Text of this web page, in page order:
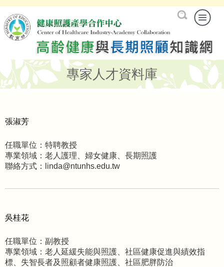
專家人才資料庫
張淑芳
任職單位：特聘教授
專業領域：老人護理、婦女健康、長期照護
聯絡方式：linda@ntunhs.edu.tw
吳桂花
任職單位：副教授
專業領域：老人延緩失能與照護、社區健康促進與績效指
標、失智長者及照顧者健康照護、社區肥胖防治